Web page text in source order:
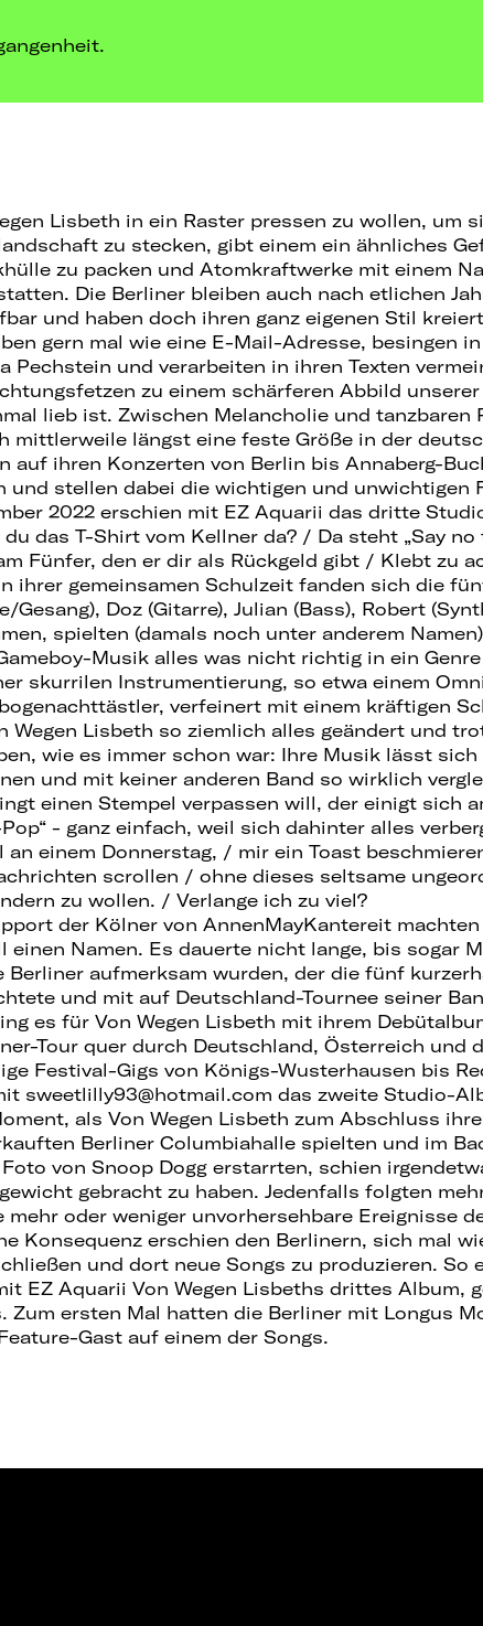
Lisbeth in ein Raster pressen zu wollen, um
zu stecken, gibt einem ein ähnliches
zu packen und Atomkraftwerke mit einem
Die Berliner bleiben auch nach etlichen
und haben doch ihren ganz eigenen Stil
gern mal wie eine E-Mail-Adresse, besingen
Pechstein und verarbeiten in ihren Texten
zu einem schärferen Abbild
lieb ist. Zwischen Melancholie und tanzbaren
mittlerweile längst eine feste Größe in der
auf ihren Konzerten von Berlin bis Annaberg-
und stellen dabei die wichtigen und unwichtigen
2022 erschien mit EZ Aquarii das dritte
das T-Shirt vom Kellner da? / Da steht „Say
Fünfer, den er dir als Rückgeld gibt / Klebt zu
ihrer gemeinsamen Schulzeit fanden sich die
Gesang), Doz (Gitarre), Julian (Bass), Robert
spielten (damals noch unter anderem
Musik alles was nicht richtig in ein
skurrilen Instrumentierung, so etwa einem
verfeinert mit einem kräftigen
Wegen Lisbeth so ziemlich alles geändert und
wie es immer schon war: Ihre Musik lässt
und mit keiner anderen Band so wirklich
einen Stempel verpassen will, der einigt sich
- ganz einfach, weil sich dahinter alles
an einem Donnerstag, / mir ein Toast
scrollen / ohne dieses seltsame
zu wollen. / Verlange ich zu viel?
der Kölner von AnnenMayKantereit
einen Namen. Es dauerte nicht lange, bis sogar
Berliner aufmerksam wurden, der die fünf
und mit auf Deutschland-Tournee seiner
es für Von Wegen Lisbeth mit ihrem
Tour quer durch Deutschland, Österreich und
Festival-Gigs von Königs-Wusterhausen bis
sweetlilly93@hotmail.com das zweite Studio-
als Von Wegen Lisbeth zum Abschluss
Berliner Columbiahalle spielten und im
von Snoop Dogg erstarrten, schien
gebracht zu haben. Jedenfalls folgten
mehr oder weniger unvorhersehbare Ereignisse
Konsequenz erschien den Berlinern, sich mal
und dort neue Songs zu produzieren. So
EZ Aquarii Von Wegen Lisbeths drittes Album,
Zum ersten Mal hatten die Berliner mit Longus
Gast auf einem der Songs.